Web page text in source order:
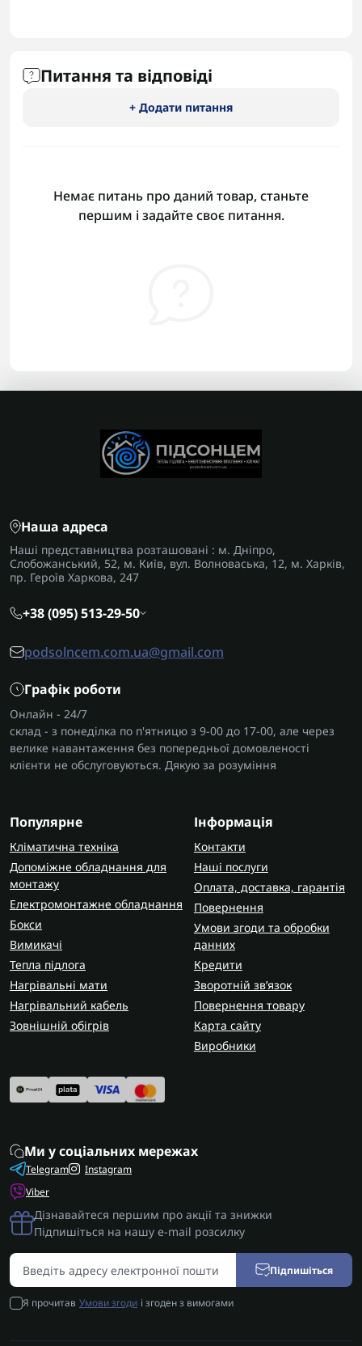
Питання та відповіді
+ Додати питання
Немає питань про даний товар, станьте
першим і задайте своє питання.
Наша адреса
Наші представництва розташовані : м. Дніпро,
Слобожанський, 52, м. Київ, вул. Волноваська, 12, м. Харків,
пр. Героїв Харкова, 247
+38 (095) 513-29-50
podsolncem.com.ua@gmail.com
Графік роботи
Онлайн - 24/7
склад - з понеділка по п'ятницю з 9-00 до 17-00, але через
велике навантаження без попередньої домовленості
клієнти не обслуговуються. Дякую за розуміння
Популярне
Кліматична техніка
Допоміжне обладнання для
монтажу
Електромонтажне обладнання
Бокси
Вимикачі
Тепла підлога
Нагрівальні мати
Нагрівальний кабель
Зовнішній обігрів
Інформація
Контакти
Наші послуги
Оплата, доставка, гарантія
Повернення
Умови згоди та обробки
данних
Кредити
Зворотній зв’язок
Повернення товару
Карта сайту
Виробники
Ми у соціальних мережах
Telegram
Viber
Instagram
Дізнавайтеся першим про акції та знижки
Підпишіться на нашу e-mail розсилку
Підпишіться
Я прочитав Умови згоди і згоден з вимогами